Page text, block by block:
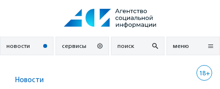
новости сервисы поиск меню
18+
Новости